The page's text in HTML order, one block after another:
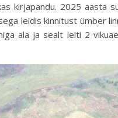
kirjapandu. 2025 aasta
leidis kinnitust ümber
ala ja sealt leiti 2